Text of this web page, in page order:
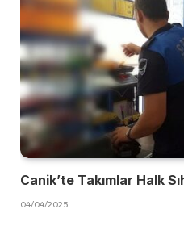
Canik’te Takımlar Halk
04/04/2025